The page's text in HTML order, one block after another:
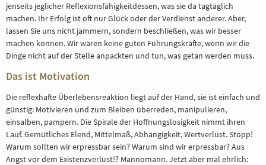
jenseits jeglicher Reflexionsfähigkeitdessen, was sie da tagtäglich
machen. Ihr Erfolg ist oft nur Glück oder der Verdienst anderer. Aber,
lassen Sie uns nicht jammern, sondern beschließen, was wir besser
machen können. Wir wären keine guten Führungskräfte, wenn wir die
Dinge nicht auf der Stelle anpackten und tun, was getan werden muss.
Das ist Motivation
Die reflexhafte Überlebensreaktion liegt auf der Hand, sie ist einfach und
günstig: Motivieren und zum Bleiben überreden, manipulieren,
einsalben, pampern. Die Spirale der Hoffnungslosigkeit nimmt ihren
Lauf. Gemütliches Elend, Mittelmaß, Abhängigkeit, Wertverlust. Stopp!
Warum sollten wir erpressbar sein? Warum sind wir erpressbar? Aus
Angst vor dem Existenzverlust!? Mannomann. Jetzt aber mal ehrlich: